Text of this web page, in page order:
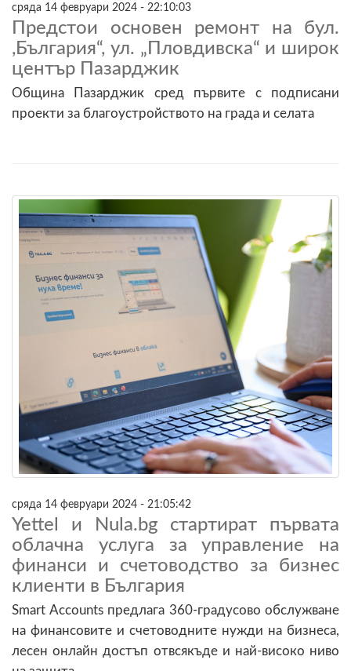
сряда 14 февруари 2024 - 22:10:03
Предстои основен ремонт на бул.
,България“, ул. „Пловдивска“ и широк
център Пазарджик
Община Пазарджик сред първите с подписани
проекти за благоустройството на града и селата
сряда 14 февруари 2024 - 21:05:42
Yettel и Nula.bg стартират първата
облачна услуга за управление на
финанси и счетоводство за бизнес
клиенти в България
Smart Accounts предлага 360-градусово обслужване
на финансовите и счетоводните нужди на бизнеса,
лесен онлайн достъп отвсякъде и най-високо ниво